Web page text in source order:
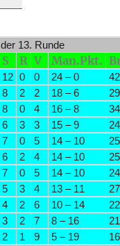
13. Runde
S R V Man.Pkt.
12 0 0 24 – 0
8 2 2 18 – 6
8 0 4 16 – 8
6 3 3 15 – 9
7 0 5 14 – 10
6 2 4 14 – 10
7 0 5 14 – 10
5 3 4 13 – 11
4 2 6 10 – 14
3 2 7 8 – 16
2 1 9 5 – 19